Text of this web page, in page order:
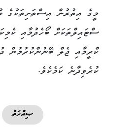
މީގެ އިތުރުން އިސްތަށިތަކުގެ
ސްޓައިލްތަކަށް ބޯހެދުމާއި
ކްރީމާއި ޖެލް ބޭނުންކުރުމުން
ކުރެވިދާނެ ކަމެކެވެ.
ޞިއްހަތު